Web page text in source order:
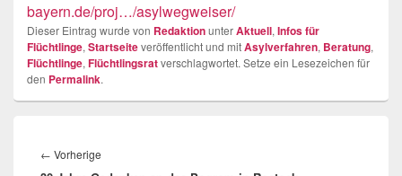
bayern.de/proj…/asylwegweiser/
Dieser Eintrag wurde von RedaktionunterAktuell, Infos für
Flüchtlinge, Startseiteveröffentlicht und mitAsylverfahren, Beratung,
Flüchtlinge, Flüchtlingsratverschlagwortet. Setze ein Lesezeichen für
den Permalink.
← Vorherige